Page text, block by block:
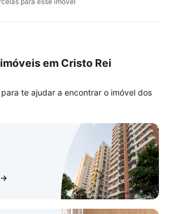
em Cristo Rei
te ajudar a encontrar o imóvel dos